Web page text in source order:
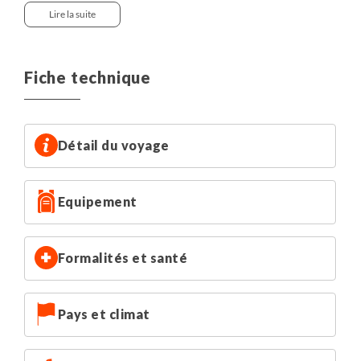
Important:
Vous devez prévoir votre taie d'oreiller, votre drap de sac
fournies.
Pour un hébergement supérieur, voir laversion confort
FRAL259(les itinéraires ne sont pas les mêmes).
Lire la suite
Fiche technique
Détail du voyage
Equipement
Formalités et santé
Pays et climat